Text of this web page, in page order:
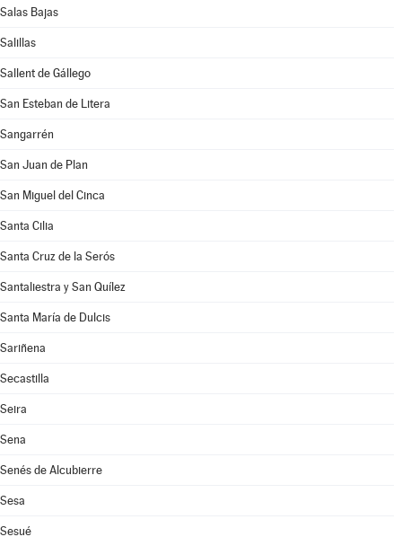
Salas Bajas
Salillas
Sallent de Gállego
San Esteban de Litera
Sangarrén
San Juan de Plan
San Miguel del Cinca
Santa Cilia
Santa Cruz de la Serós
Santaliestra y San Quílez
Santa María de Dulcis
Sariñena
Secastilla
Seira
Sena
Senés de Alcubierre
Sesa
Sesué